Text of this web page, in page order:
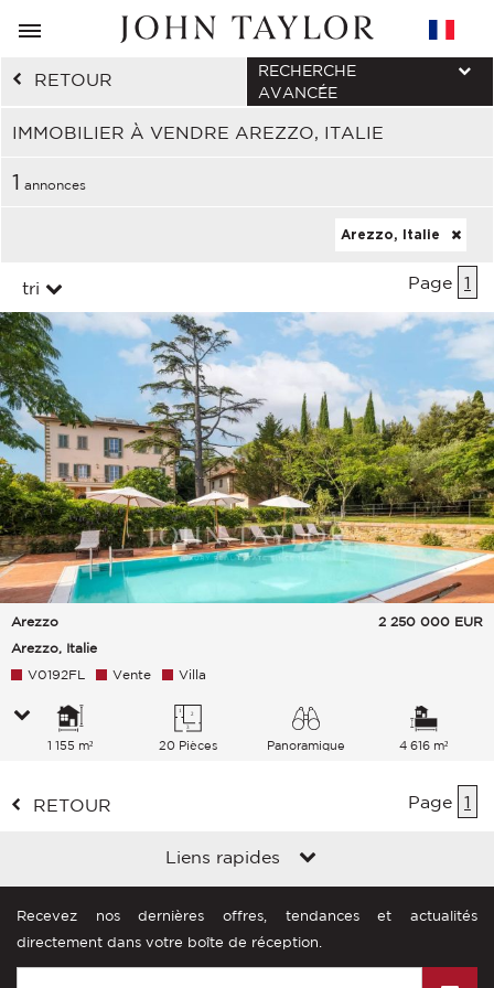
RETOUR
IMMOBILIER À VENDRE AREZZO, ITALIE
RECHERCHE
AVANCÉE
1 annonces
Arezzo, Italie
tri Page 1
Arezzo
Arezzo, Italie
2 250 000 EUR
V0192FL Vente Villa
1 155 m² 20 Pièces
Panoramique
4 616 m²
RETOUR Page 1
Liens rapides
Recevez nos dernières offres, tendances et actualités
directement dans votre boîte de réception.